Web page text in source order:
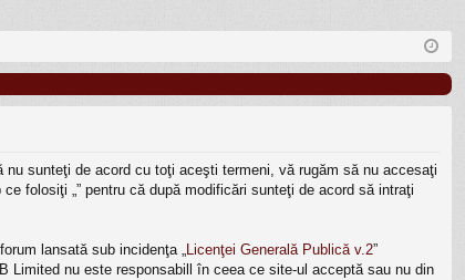
eg
nu sunteţi de acord cu toţi aceşti termeni, vă rugăm să nu accesaţi
folosiţi „” pentru că după modificări sunteţi de acord să intraţi
lansată sub incidenţa „Licenţei Generală Publică v.2”
Limited nu este responsabill în ceea ce site-ul acceptă sau nu din